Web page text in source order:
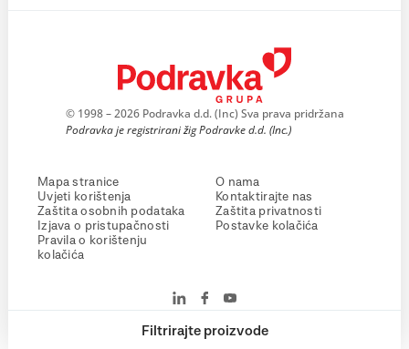
Filtrirajte proizvode
© 1998 – 2026 Podravka d.d. (Inc) Sva prava pridržana
Podravka je registrirani žig Podravke d.d. (Inc.)
Mapa stranice
Uvjeti korištenja
Zaštita osobnih podataka
Izjava o pristupačnosti
Pravila o korištenju
kolačića
O nama
Kontaktirajte nas
Zaštita privatnosti
Postavke kolačića